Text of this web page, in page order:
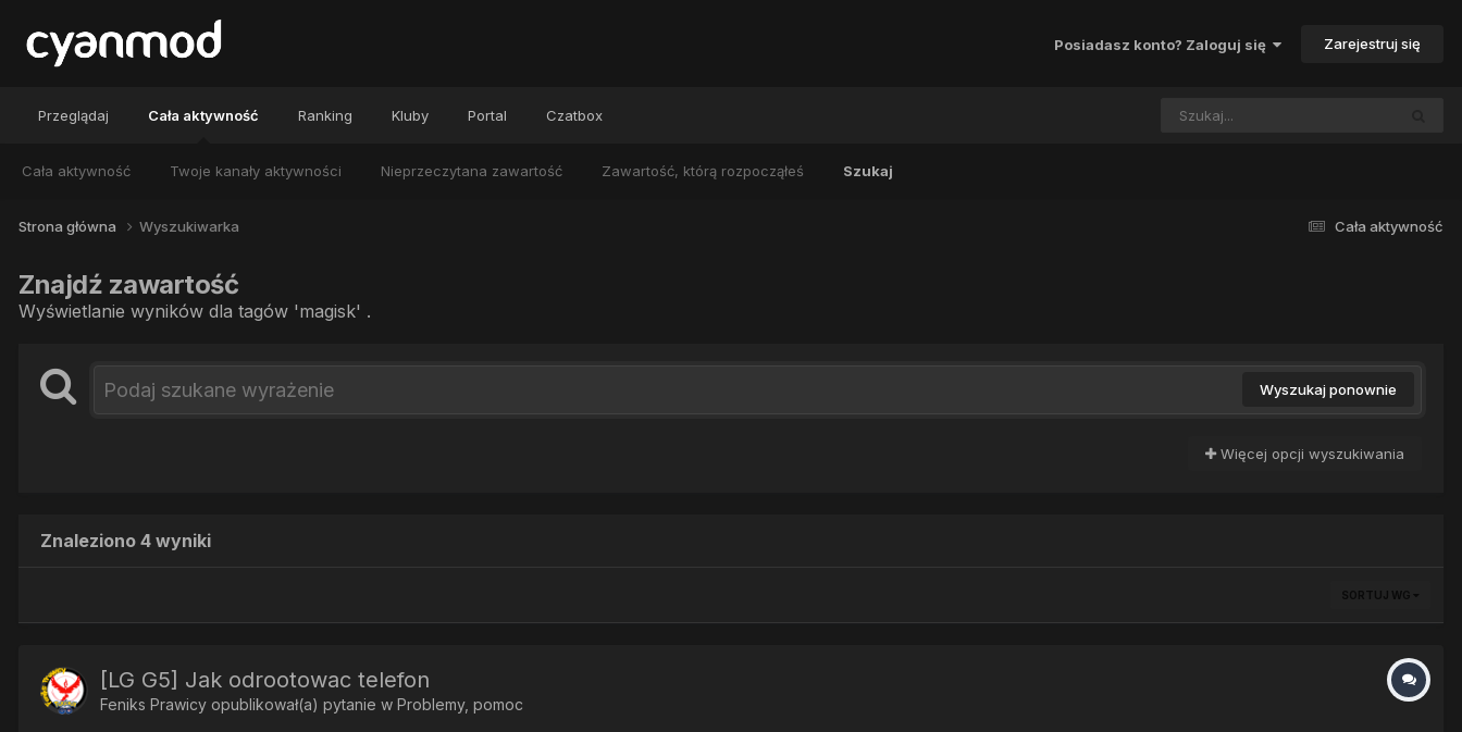
Posiadasz konto? Zaloguj się Zarejestruj się
Przeglądaj Cała aktywność
Cała aktywność Twoje kanały aktywności Nieprzeczytana zawartość Zawartość, którą rozpocząłeś Szukaj
Ranking Kluby Portal Czatbox
Cała aktywność
Strona główna Wyszukiwarka
Znajdź zawartość
Wyświetlanie wyników dla tagów 'magisk' .
Wyszukaj ponownie
Więcej opcji wyszukiwania
Znaleziono 4 wyniki
SORTUJ WG
[LG G5] Jak odrootowac telefon
Feniks Prawicy opublikował(a) pytanie w Problemy, pomoc